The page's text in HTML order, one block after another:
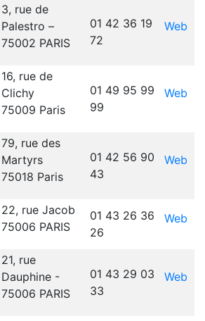
3, rue de
Palestro –
75002 PARIS
01 42 36 19
72
Web
16, rue de
Clichy
75009 Paris
01 49 95 99
99
Web
79, rue des
Martyrs
75018 Paris
01 42 56 90
43
Web
22, rue Jacob
75006 PARIS
01 43 26 36
26
Web
21, rue
Dauphine -
75006 PARIS
01 43 29 03
33
Web